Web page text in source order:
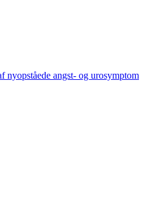
angst- og urosymptom